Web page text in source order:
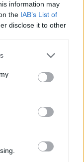
information may
the IAB’s List of
disclose it to other
or more Google
You may click to
party tags to
in below Google